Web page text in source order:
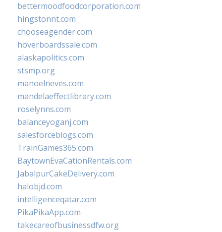
bettermoodfoodcorporation.com
hingstonnt.com
chooseagender.com
hoverboardssale.com
alaskapolitics.com
stsmp.org
manoelneves.com
mandelaeffectlibrary.com
roselynns.com
balanceyoganj.com
salesforceblogs.com
TrainGames365.com
BaytownEvaCationRentals.com
JabalpurCakeDelivery.com
halobjd.com
intelligenceqatar.com
PikaPikaApp.com
takecareofbusinessdfw.org